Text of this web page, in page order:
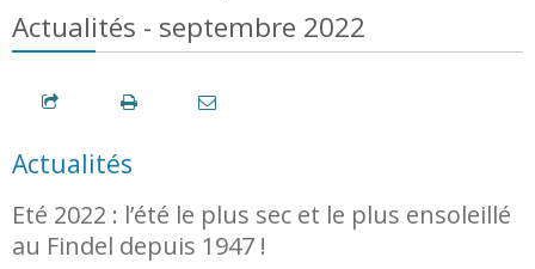
Actualités - septembre 2022
Actualités
Eté 2022 : l’été le plus sec et le plus ensoleillé
au Findel depuis 1947 !